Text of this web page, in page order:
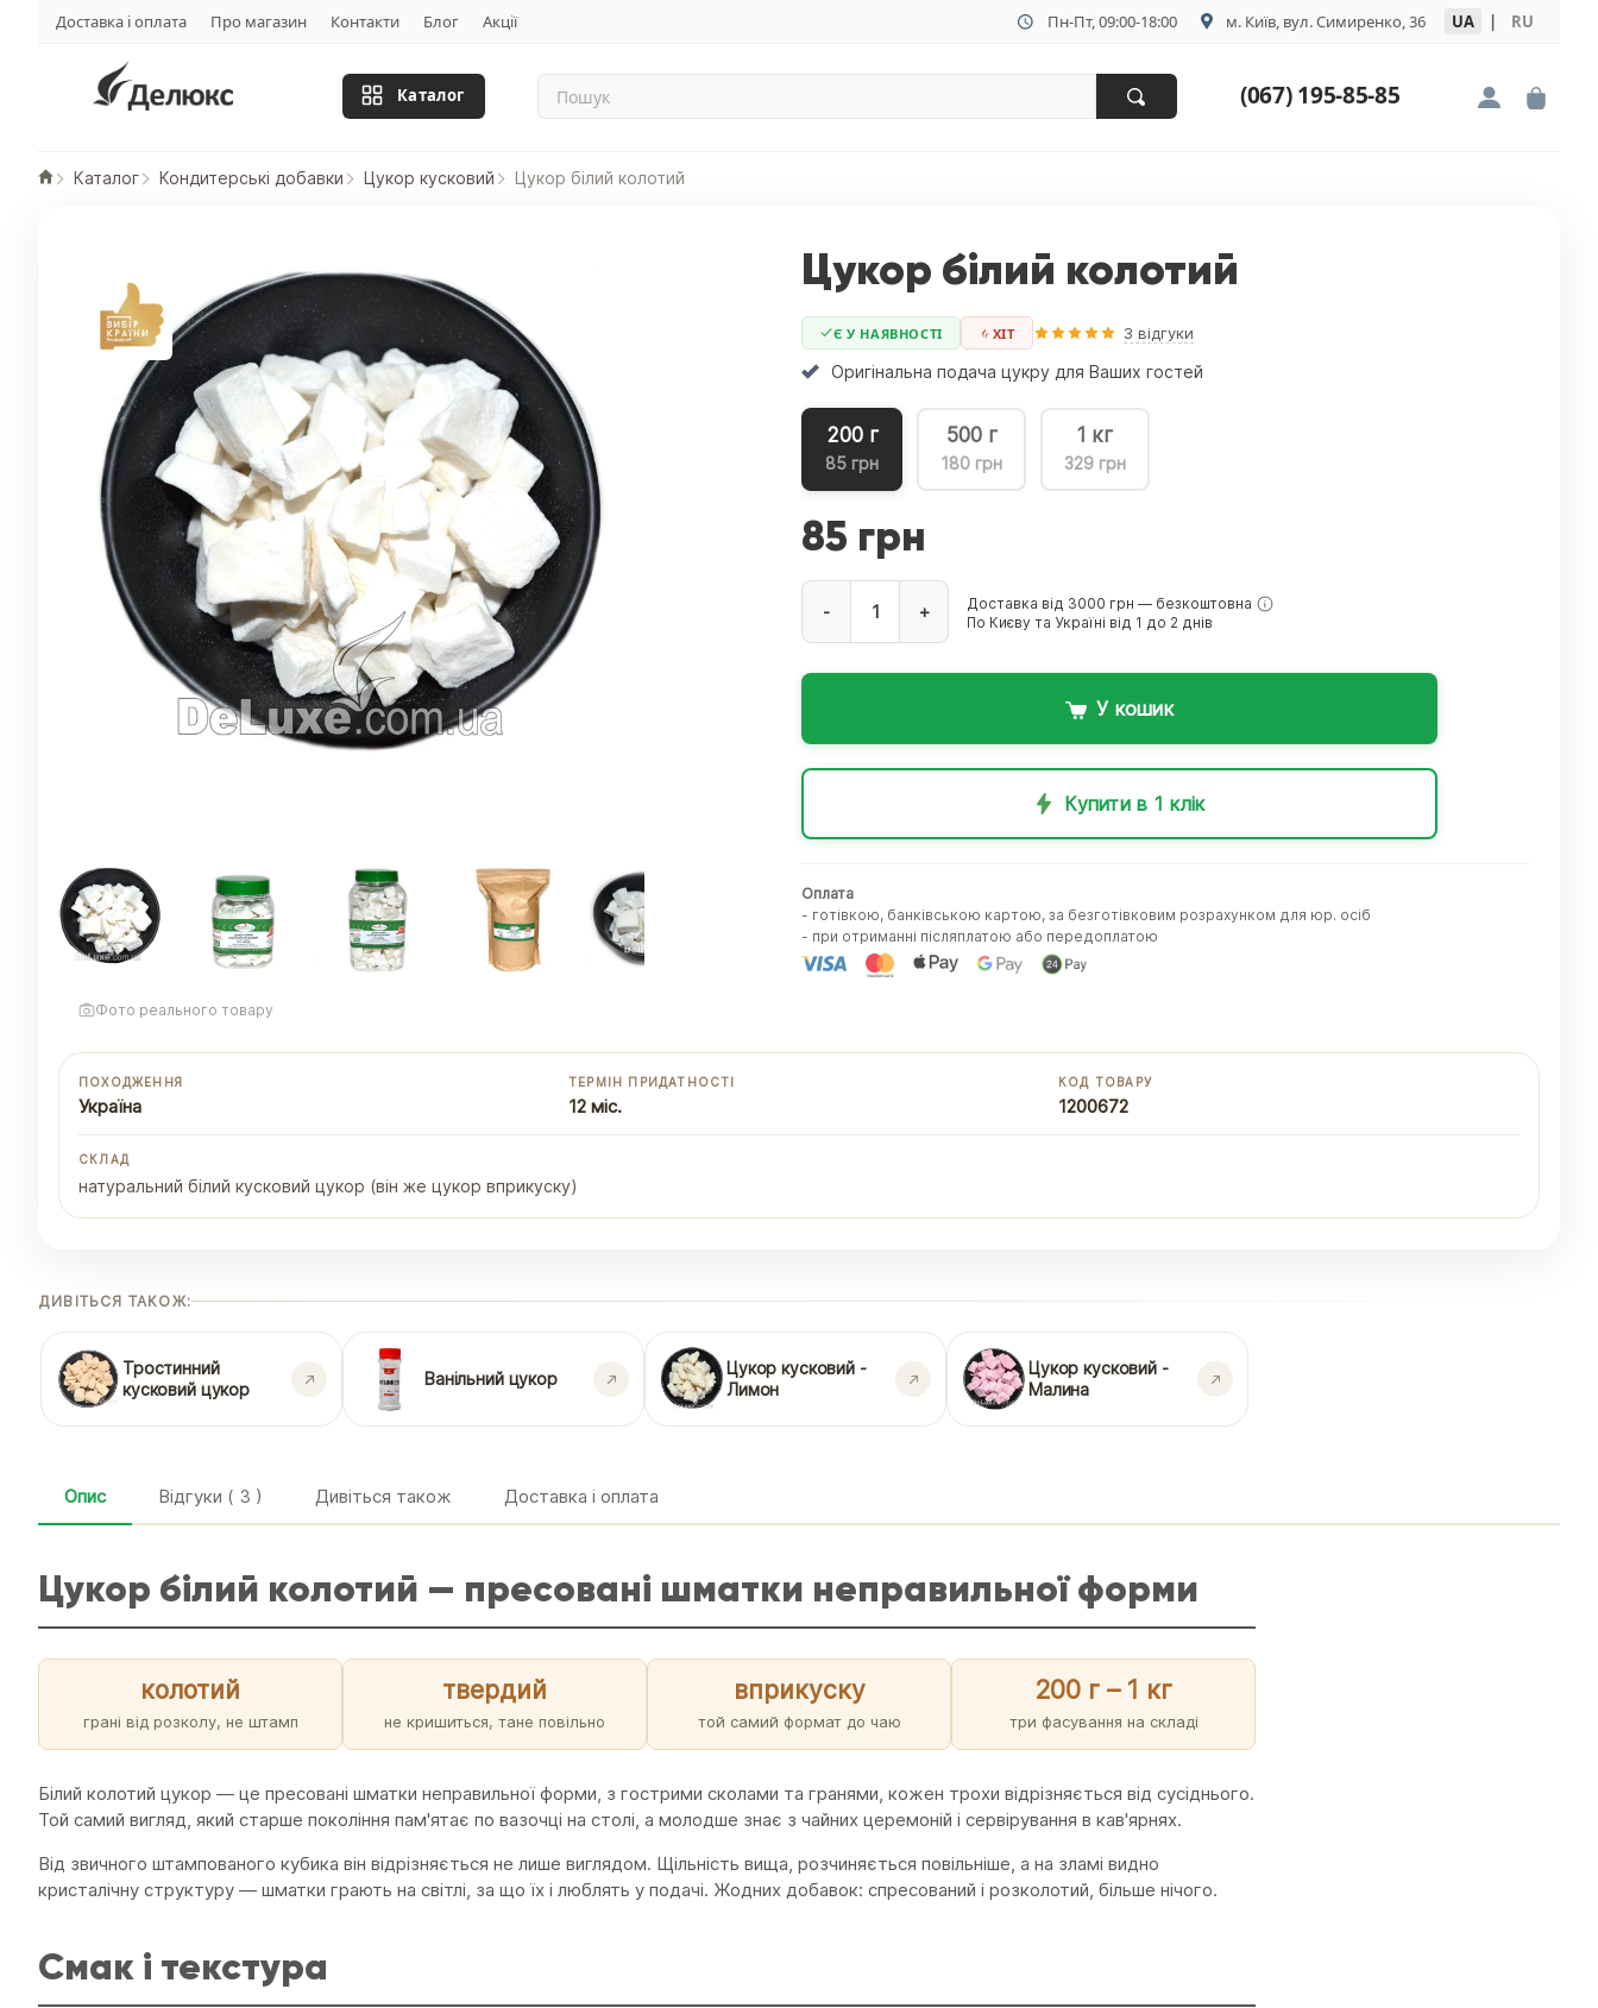
Доставка і оплата Про магазин Контакти Блог Акції Пн-Пт, 09:00-18:00 м. Київ, вул. Симиренко, 36 UA | RU
Каталог (067) 195-85-85
Каталог Кондитерські добавки Цукор кусковий Цукор білий колотий
Фото реального товару
Цукор білий колотий
Є У НАЯВНОСТІ ХIТ 3 відгуки
Оригінальна подача цукру для Ваших гостей
200 г
85 грн
500 г
180 грн
1 кг
329 грн
85 грн
- +
Доставка від 3000 грн — безкоштовна
По Києву та Україні від 1 до 2 днів
У кошик
Купити в 1 клік
Оплата
- готівкою, банківською картою, за безготівковим розрахунком для юр. осіб
- при отриманні післяплатою або передоплатою
ПОХОДЖЕННЯ
Україна
ТЕРМІН ПРИДАТНОСТІ
12 міс.
КОД ТОВАРУ
1200672
СКЛАД
натуральний білий кусковий цукор (він же цукор вприкуску)
ДИВІТЬСЯ ТАКОЖ:
Тростинний
кусковий цукор
Ванільний цукор
Цукор кусковий -
Лимон
Цукор кусковий -
Малина
Опис Відгуки ( 3 ) Дивіться також Доставка і оплата
Цукор білий колотий — пресовані шматки неправильної форми
колотий
грані від розколу, не штамп
твердий
не кришиться, тане повільно
вприкуску
той самий формат до чаю
200 г – 1 кг
три фасування на складі
Білий колотий цукор — це пресовані шматки неправильної форми, з гострими сколами та гранями, кожен трохи відрізняється від сусіднього.
Той самий вигляд, який старше покоління пам'ятає по вазочці на столі, а молодше знає з чайних церемоній і сервірування в кав'ярнях.
Від звичного штампованого кубика він відрізняється не лише виглядом. Щільність вища, розчиняється повільніше, а на зламі видно
кристалічну структуру — шматки грають на світлі, за що їх і люблять у подачі. Жодних добавок: спресований і розколотий, більше нічого.
Смак і текстура